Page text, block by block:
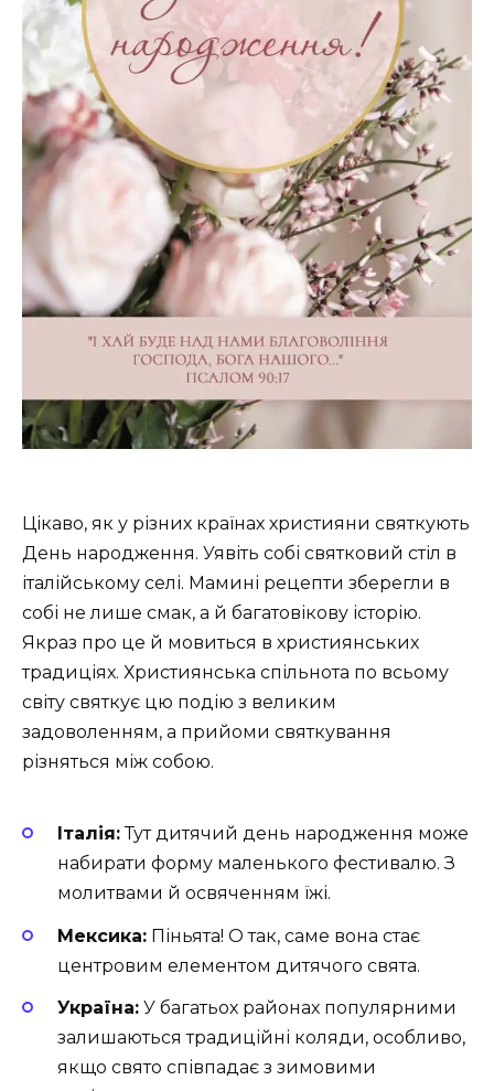
Цікаво, як у різних країнах християни святкують
День народження. Уявіть собі святковий стіл в
італійському селі. Мамині рецепти зберегли в
собі не лише смак, а й багатовікову історію.
Якраз про це й мовиться в християнських
традиціях. Християнська спільнота по всьому
світу святкує цю подію з великим
задоволенням, а прийоми святкування
різняться між собою.
Італія:Тут дитячий день народження може
набирати форму маленького фестивалю. З
молитвами й освяченням їжі.
Мексика: Піньята! О так, саме вона стає
центровим елементом дитячого свята.
Україна: У багатьох районах популярними
залишаються традиційні коляди, особливо,
якщо свято співпадає з зимовими